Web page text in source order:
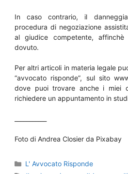
In caso contrario, il
procedura di negoziazione
al giudice competente,
dovuto.
Per altri articoli in materia legale
“avvocato risponde”, sul sito
dove puoi trovare anche i miei
richiedere un appuntamento in
Foto di Andrea Closier da Pixabay
Categorie
L' Avvocato Risponde